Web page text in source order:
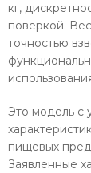
кг,
поверкой.
точностью
Это модель с
пищевых
Заявленные